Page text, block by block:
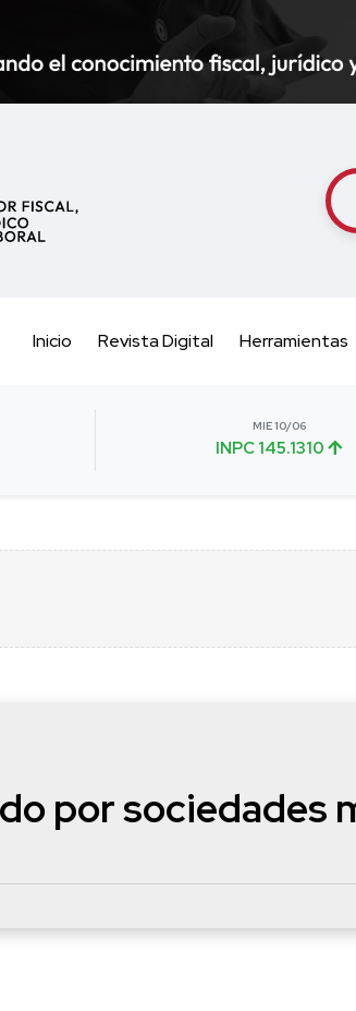
Inicio Revista Digital Herramientas
MIE 10/06
INPC 145.1310
por sociedades